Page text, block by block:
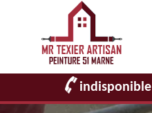
indisponible